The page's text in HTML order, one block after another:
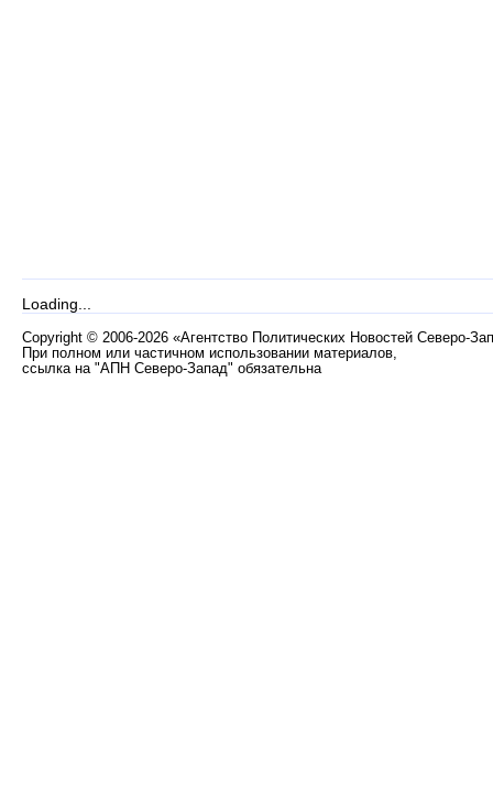
Loading...
Copyright © 2006-2026 «Агентство Политических Новостей Северо-
При полном или частичном использовании материалов,
ссылка на "АПН Северо-Запад" обязательна